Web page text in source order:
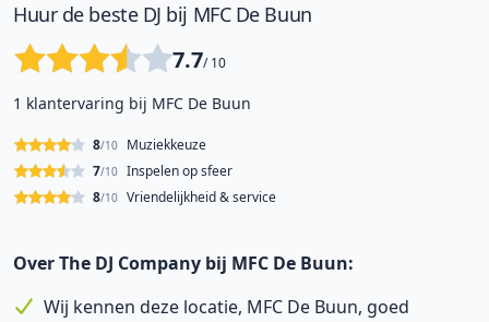
Huur de beste DJ bij MFC De Buun
7.7/ 10
1 klantervaring bij MFC De Buun
Muziekkeuze
8/10
Inspelen op sfeer
7/10
Vriendelijkheid & service
8/10
Over The DJ Company bij MFC De Buun:
Wij kennen deze locatie, MFC De Buun, goed